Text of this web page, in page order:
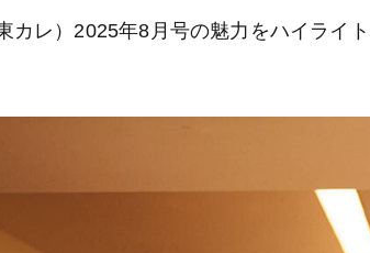
カレ）2025年8月号の魅力をハイライ